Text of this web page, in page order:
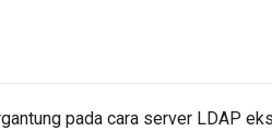
pada cara server LDAP